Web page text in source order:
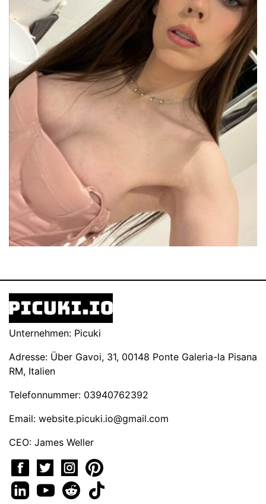
Unternehmen: Picuki
Adresse: Über Gavoi, 31, 00148 Ponte Galeria-la Pisana
RM, Italien
Telefonnummer: 03940762392
Email: website.picuki.io@gmail.com
CEO: James Weller